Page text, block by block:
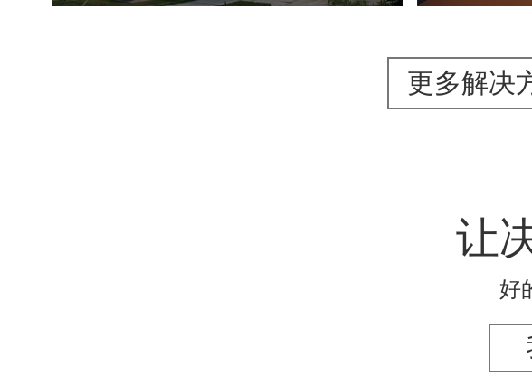
更多解决
让
好